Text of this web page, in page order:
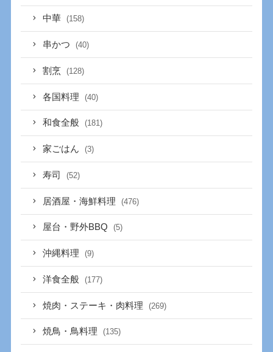
中華 (158)
串かつ (40)
割烹 (128)
各国料理 (40)
和食全般 (181)
家ごはん (3)
寿司 (52)
居酒屋・海鮮料理 (476)
屋台・野外BBQ (5)
沖縄料理 (9)
洋食全般 (177)
焼肉・ステーキ・肉料理 (269)
焼鳥・鳥料理 (135)